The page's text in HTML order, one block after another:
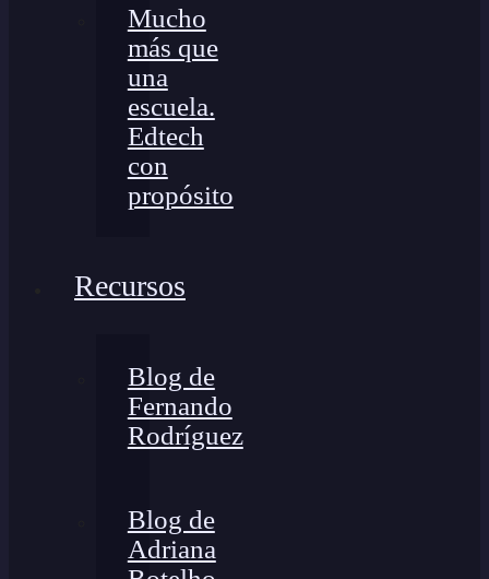
Mucho
más que
una
escuela.
Edtech
con
propósito
Recursos
Blog de
Fernando
Rodríguez
Blog de
Adriana